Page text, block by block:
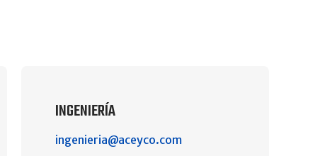
INGENIERÍA
ingenieria@aceyco.com